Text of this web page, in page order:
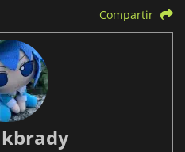
Compartir